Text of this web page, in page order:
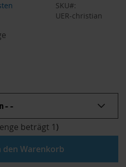
SKU
UER-christian
beträgt 1)
den Warenkorb